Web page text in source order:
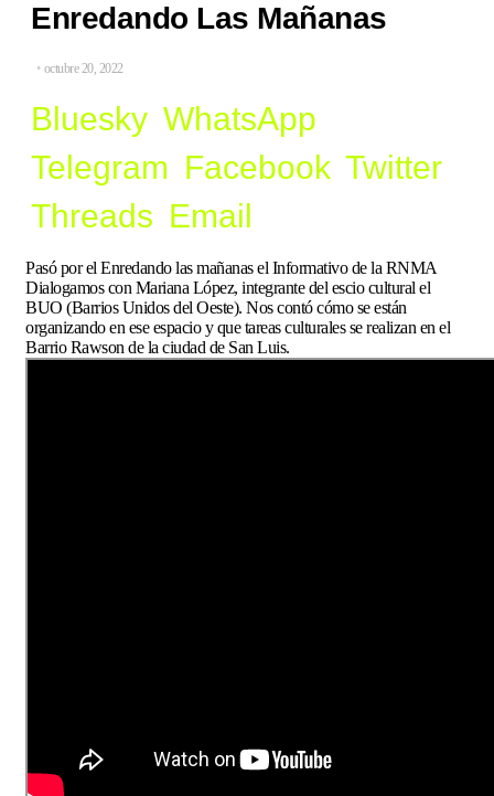
Enredando Las Mañanas
octubre 20, 2022
Bluesky WhatsApp
Telegram Facebook Twitter
Threads Email
Pasó por el Enredando las mañanas el Informativo de la RNMA
Dialogamos con Mariana López, integrante del escio cultural el
BUO (Barrios Unidos del Oeste). Nos contó cómo se están
organizando en ese espacio y que tareas culturales se realizan en el
Barrio Rawson de la ciudad de San Luis.